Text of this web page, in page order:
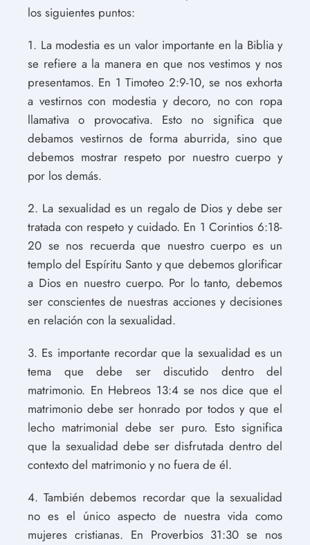
los siguientes puntos:
1. La modestia es un valor importante en la Biblia y
se refiere a la manera en que nos vestimos y nos
presentamos. En 1 Timoteo 2:9-10, se nos exhorta
a vestirnos con modestia y decoro, no con ropa
llamativa o provocativa. Esto no significa que
debamos vestirnos de forma aburrida, sino que
debemos mostrar respeto por nuestro cuerpo y
por los demás.
2. La sexualidad es un regalo de Dios y debe ser
tratada con respeto y cuidado. En 1 Corintios 6:18-
20 se nos recuerda que nuestro cuerpo es un
templo del Espíritu Santo y que debemos glorificar
a Dios en nuestro cuerpo. Por lo tanto, debemos
ser conscientes de nuestras acciones y decisiones
en relación con la sexualidad.
3. Es importante recordar que la sexualidad es un
tema que debe ser discutido dentro del
matrimonio. En Hebreos 13:4 se nos dice que el
matrimonio debe ser honrado por todos y que el
lecho matrimonial debe ser puro. Esto significa
que la sexualidad debe ser disfrutada dentro del
contexto del matrimonio y no fuera de él.
4. También debemos recordar que la sexualidad
no es el único aspecto de nuestra vida como
mujeres cristianas. En Proverbios 31:30 se nos